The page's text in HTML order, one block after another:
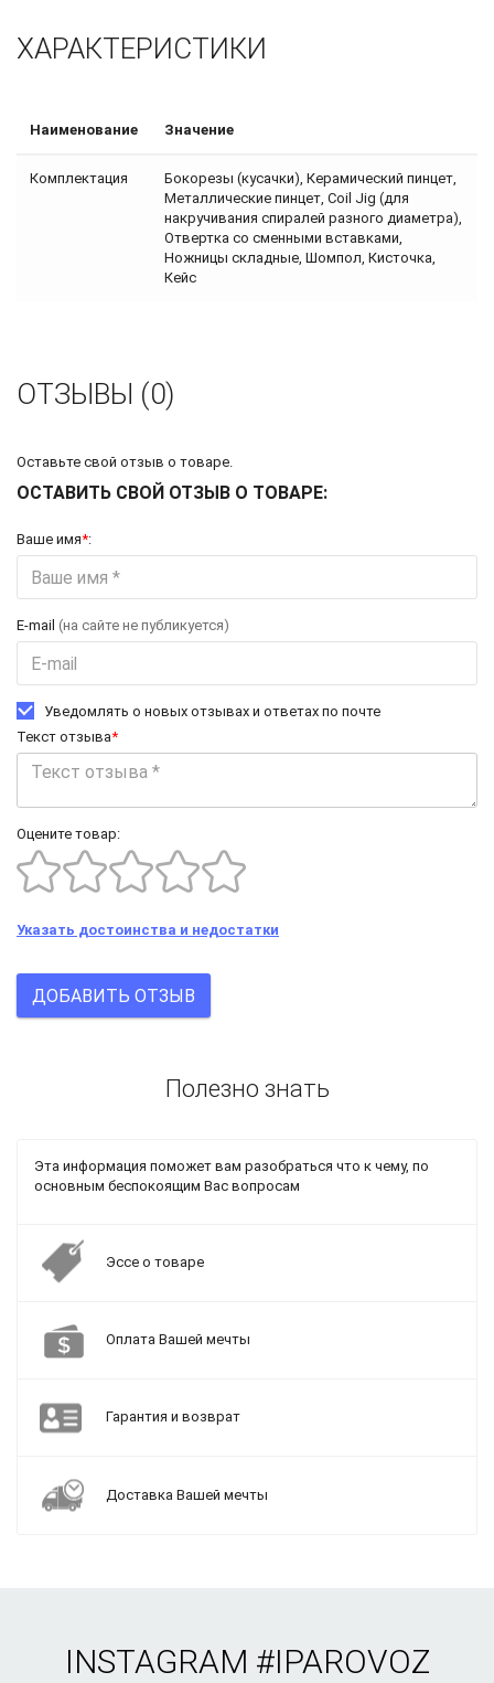
ХАРАКТЕРИСТИКИ
Наименование Значение
Комплектация
Бокорезы (кусачки), Керамический пинцет,
Металлические пинцет, Coil Jig (для
накручивания спиралей разного диаметра),
Отвертка со сменными вставками,
Ножницы складные, Шомпол, Кисточка,
Кейс
ОТЗЫВЫ (0)
Оставьте свой отзыв о товаре.
ОСТАВИТЬ СВОЙ ОТЗЫВ О ТОВАРЕ:
Ваше имя*:
E-mail (на сайте не публикуется)
Уведомлять о новых отзывах и ответах по почте
Текст отзыва*
Оцените товар:
Указать достоинства и недостатки
ДОБАВИТЬ ОТЗЫВ
Полезно знать
Эта информация поможет вам разобраться что к чему, по
основным беспокоящим Вас вопросам
Эссе о товаре
Оплата Вашей мечты
Гарантия и возврат
Доставка Вашей мечты
INSTAGRAM #IPAROVOZ